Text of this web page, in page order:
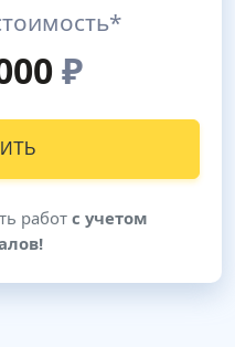
₽
работ с учетом